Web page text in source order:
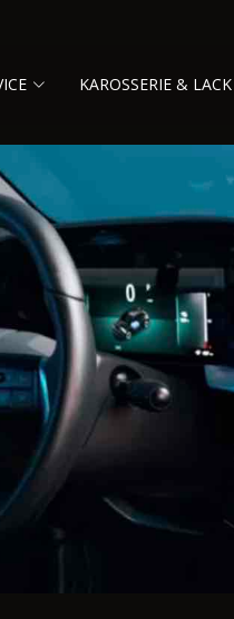
KAROSSERIE & LACK